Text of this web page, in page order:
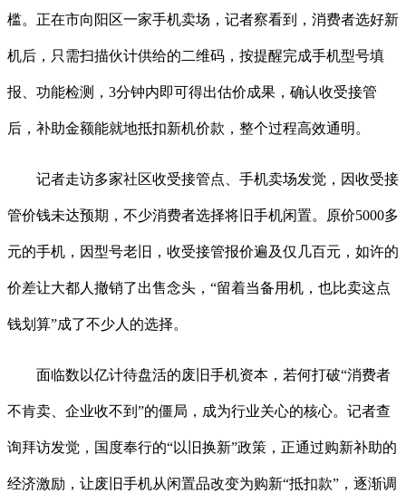
槛。正在市向阳区一家手机卖场，记者察看到，消费者选好新
机后，只需扫描伙计供给的二维码，按提醒完成手机型号填
报、功能检测，3分钟内即可得出估价成果，确认收受接管
后，补助金额能就地抵扣新机价款，整个过程高效通明。
记者走访多家社区收受接管点、手机卖场发觉，因收受接
管价钱未达预期，不少消费者选择将旧手机闲置。原价5000多
元的手机，因型号老旧，收受接管报价遍及仅几百元，如许的
价差让大都人撤销了出售念头，“留着当备用机，也比卖这点
钱划算”成了不少人的选择。
面临数以亿计待盘活的废旧手机资本，若何打破“消费者
不肯卖、企业收不到”的僵局，成为行业关心的核心。记者查
询拜访发觉，国度奉行的“以旧换新”政策，正通过购新补助的
经济激励，让废旧手机从闲置品改变为购新“抵扣款”，逐渐调